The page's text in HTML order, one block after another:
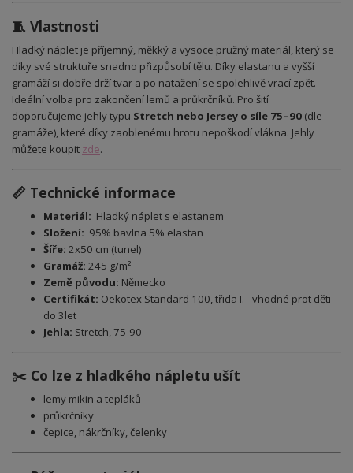
🧵 Vlastnosti
Hladký náplet je příjemný, měkký a vysoce pružný materiál, který se
díky své struktuře snadno přizpůsobí tělu. Díky elastanu a vyšší
gramáží si dobře drží tvar a po natažení se spolehlivě vrací zpět.
Ideální volba pro zakončení lemů a průkrčníků. Pro šití
doporučujeme jehly typu Stretch nebo Jersey o síle 75–90 (dle
gramáže), které díky zaoblenému hrotu nepoškodí vlákna. Jehly
můžete koupit zde.
📏 Technické informace
Materiál: Hladký náplet s elastanem
Složení: 95% bavlna 5% elastan
Šíře: 2x50 cm (tunel)
Gramáž: 245 g/m²
Země původu: Německo
Certifikát: Oekotex Standard 100, třida I. - vhodné prot děti
do 3let
Jehla: Stretch, 75-90
✂️ Co lze z hladkého nápletu ušít
lemy mikin a tepláků
průkrčníky
čepice, nákrčníky, čelenky